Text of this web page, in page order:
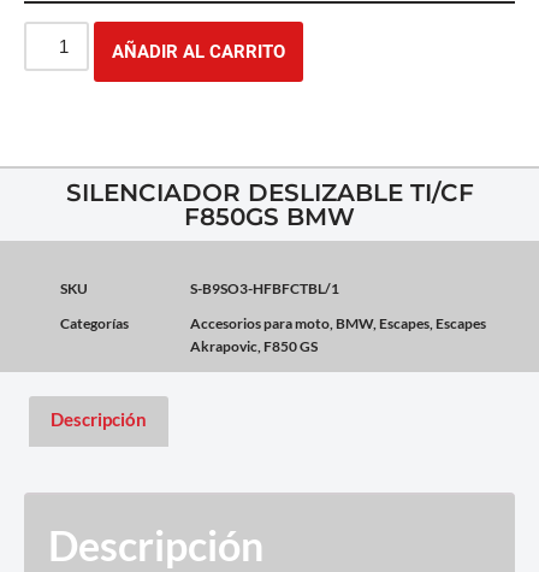
AÑADIR AL CARRITO
SILENCIADOR DESLIZABLE TI/CF
F850GS BMW
SKU
S-B9SO3-HFBFCTBL/1
Categorías
Accesorios para moto, BMW, Escapes, Escapes
Akrapovic, F850 GS
Descripción
Descripción